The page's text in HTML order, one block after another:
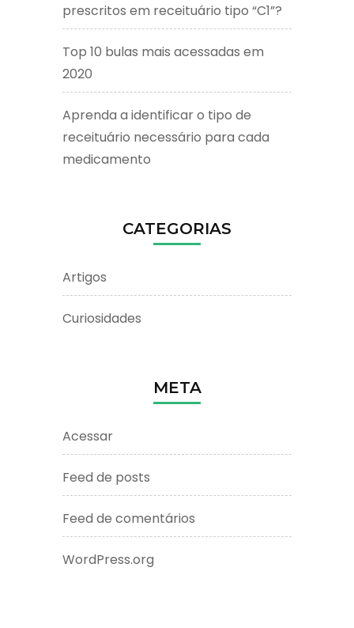
prescritos em receituário tipo “C1”?
Top 10 bulas mais acessadas em
2020
Aprenda a identificar o tipo de
receituário necessário para cada
medicamento
CATEGORIAS
Artigos
Curiosidades
META
Acessar
Feed de posts
Feed de comentários
WordPress.org